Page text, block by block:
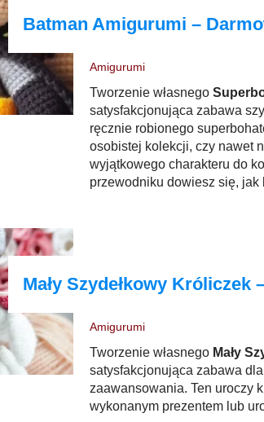
Batman Amigurumi –
Amigurumi
Tworzenie własnego
satysfakcjonująca zabawa
ręcznie robionego
osobistej kolekcji, czy nawet
wyjątkowego charakteru do
przewodniku dowiesz się, jak
Mały Szydełkowy Króliczek
Amigurumi
Tworzenie własnego Mały
satysfakcjonująca zabawa
zaawansowania. Ten uroczy
wykonanym prezentem lub